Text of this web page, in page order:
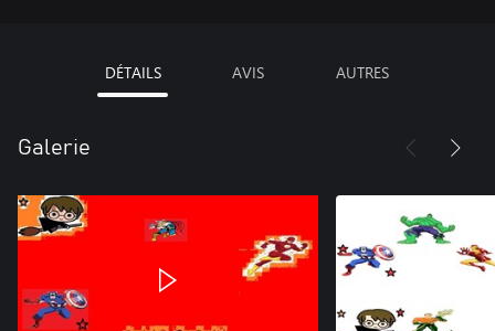
DÉTAILS AVIS AUTRES
Galerie